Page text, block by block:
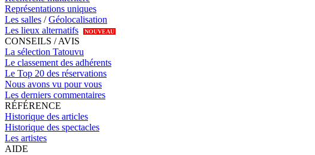
Représentations uniques
Les salles /Géolocalisation
Les lieux alternatifs
NOUVEAU
CONSEILS / AVIS
La sélection Tatouvu
Le classement des adhérents
Le Top 20 des réservations
Nous avons vu pour vous
Les derniers commentaires
RÉFÉRENCE
Historique des articles
Historique des spectacles
Les artistes
AIDE